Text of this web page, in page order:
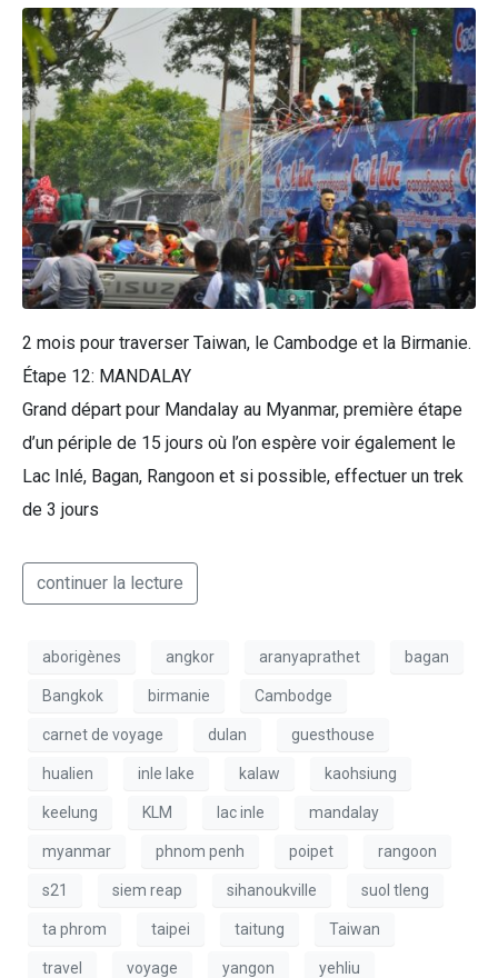
2 mois pour traverser Taiwan, le Cambodge et la Birmanie.
Étape 12: MANDALAY
Grand départ pour Mandalay au Myanmar, première étape
d’un périple de 15 jours où l’on espère voir également le
Lac Inlé, Bagan, Rangoon et si possible, effectuer un trek
de 3 jours
continuer la lecture
aborigènes angkor aranyaprathet bagan
Bangkok birmanie Cambodge
carnet de voyage dulan guesthouse
hualien inle lake kalaw kaohsiung
keelung KLM lac inle mandalay
myanmar phnom penh poipet rangoon
s21 siem reap sihanoukville suol tleng
ta phrom taipei taitung Taiwan
travel voyage yangon yehliu